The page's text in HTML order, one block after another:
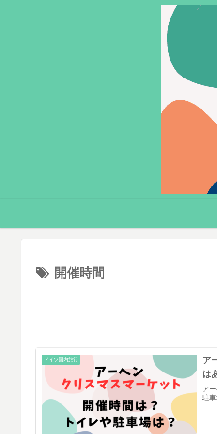
開催時間
ドイツ国内旅行
ア
は
ア
駐